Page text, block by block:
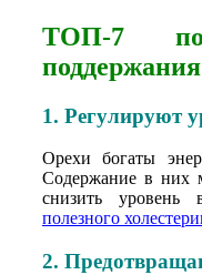
ТОП-7
1. Регулируют
Орехи богаты
Содержание в них
снизить уровень
полезного
2.